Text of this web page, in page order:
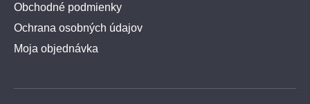
Obchodné podmienky
Ochrana osobných údajov
Moja objednávka